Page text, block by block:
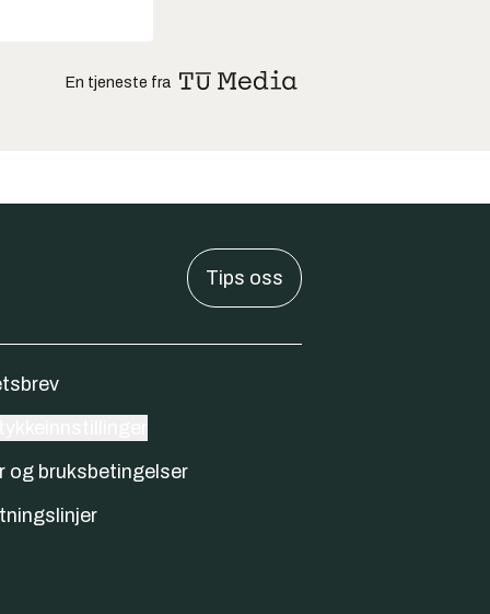
En tjeneste fra
Tips oss
og bruksbetingelser